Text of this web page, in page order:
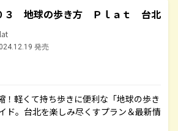
３ 地球の歩き方 Ｐｌａｔ 台北
発売
！軽くて持ち歩きに便利な「地球の歩き
ド。台北を楽しみ尽くすプラン＆最新情